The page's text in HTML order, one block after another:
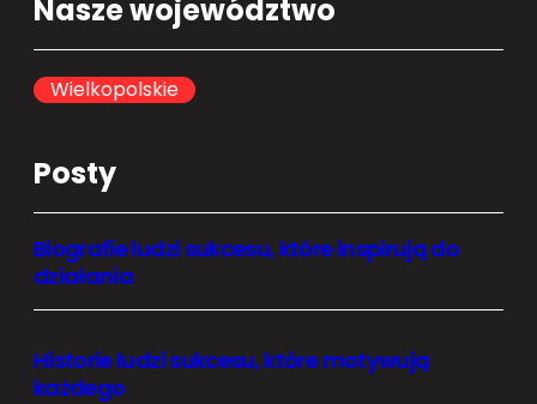
r
c
h
Nasze województwo
Wielkopolskie
Posty
Biografie ludzi sukcesu, które inspirują do
działania
Historie ludzi sukcesu, które motywują
każdego